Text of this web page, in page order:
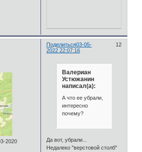
Поделиться 12
03-05-
2022 22:07:16
2020
Валериан
Устюжанин
написал(а):
А что ее убрали,
интересно
почему?
Да вот, убрали...
Недалеко "верстовой столб"